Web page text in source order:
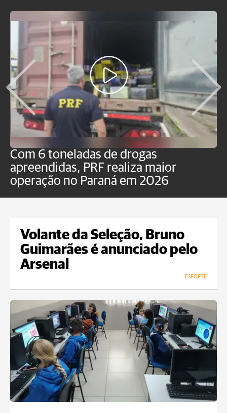
Com 6 toneladas de drogas
apreendidas, PRF realiza maior
operação no Paraná em 2026
Volante da Seleção, Bruno
Guimarães é anunciado pelo
Arsenal
ESPORTE